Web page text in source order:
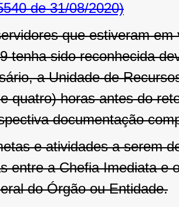
de 31/08/2020)
que estiveram
tenha sido reconhecida
a Unidade de
quatro) horas antes do
documentação
e atividades a serem
entre a Chefia Imediata e
do Órgão ou Entidade.